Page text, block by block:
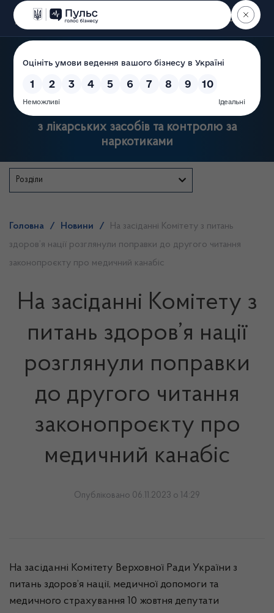
Пошук
Державна служба України
з лікарських засобів та контролю за
наркотиками
Розділи
Головна / Новини /
На засіданні Комітету з питань
здоров’я нації розглянули поправки до другого читання
законопроєкту про медичний канабіс
На засіданні Комітету з
питань здоров’я нації
розглянули поправки
до другого читання
законопроєкту про
медичний канабіс
Опубліковано 06.11.2023 о 14:29
На засіданні Комітету Верховної Ради України з
питань здоров’я нації, медичної допомоги та
медичного страхування 10 жовтня депутати